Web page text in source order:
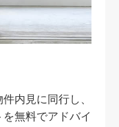
内見に同行し、
無料でアドバイ